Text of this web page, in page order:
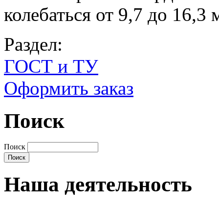
колебаться от 9,7 до 16,3
Раздел:
ГОСТ и ТУ
Оформить заказ
Поиск
Поиск
Наша деятельность